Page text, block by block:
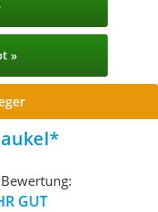
»
GUT